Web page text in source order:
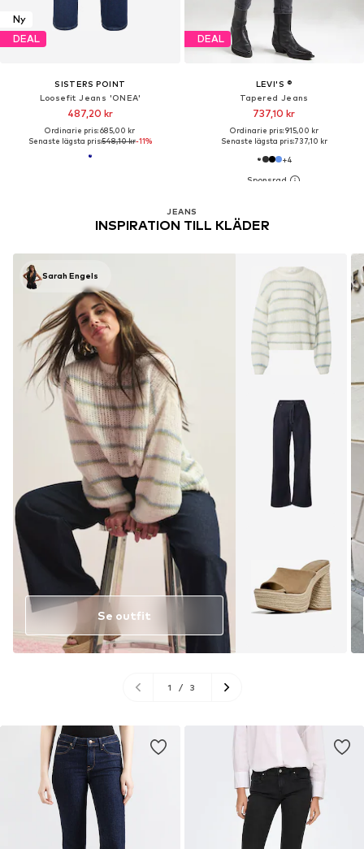
Ny
DEAL
SISTERS POINT
Loosefit Jeans 'ONEA'
487,20 kr
Ordinarie pris: 685,00 kr
Senaste lägsta pris:548,10 kr-11%
DEAL
LEVI'S ®
Tapered Jeans
737,10 kr
Ordinarie pris: 915,00 kr
Senaste lägsta pris:737,10 kr
+4
JEANS
INSPIRATION TILL KLÄDER
Sarah Engels
Se outfit
1 / 3